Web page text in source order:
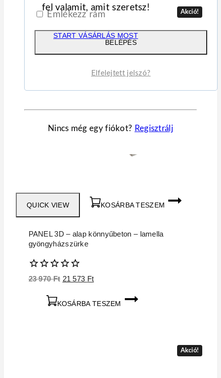
Akció!
QUICK VIEW KOSÁRBA TESZEM
PANEL 3D – alap könnyűbeton – lamella
gyöngyházszürke
0
23 970Ft Original
was:
21 573 FtCurrent
KOSÁRBA TESZEM
Akció!
Emlékezz rám
BELÉPÉS
Elfelejtett jelszó?
Nincs még egy fiókot? Regisztrálj
fel valamit, amit szeretsz!
START VÁSÁRLÁS MOST